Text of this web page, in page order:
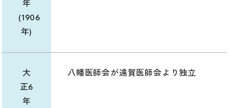
年
(1906
年)
大
正6
年
八幡医師会が遠賀医師会より独立